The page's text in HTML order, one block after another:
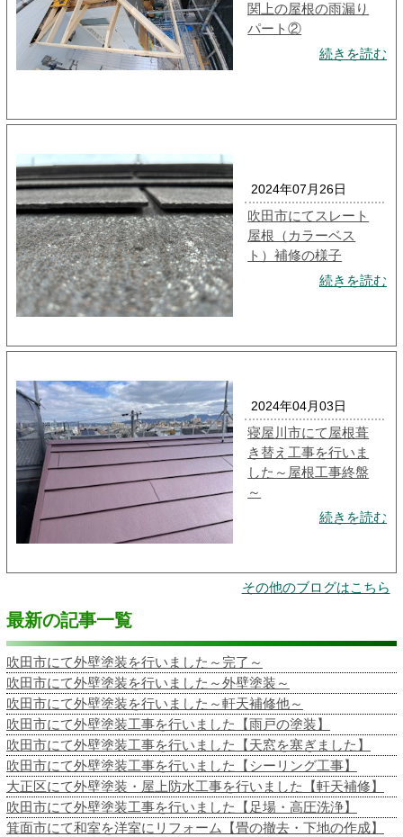
関上の屋根の雨漏り
パート②
続きを読む
2024年07月26日
吹田市にてスレート
屋根（カラーベス
ト）補修の様子
続きを読む
2024年04月03日
寝屋川市にて屋根葺
き替え工事を行いま
した～屋根工事終盤
～
続きを読む
その他のブログはこちら
最新の記事一覧
吹田市にて外壁塗装を行いました～完了～
吹田市にて外壁塗装を行いました～外壁塗装～
吹田市にて外壁塗装を行いました～軒天補修他～
吹田市にて外壁塗装工事を行いました【雨戸の塗装】
吹田市にて外壁塗装工事を行いました【天窓を塞ぎました】
吹田市にて外壁塗装工事を行いました【シーリング工事】
大正区にて外壁塗装・屋上防水工事を行いました【軒天補修】
吹田市にて外壁塗装工事を行いました【足場・高圧洗浄】
箕面市にて和室を洋室にリフォーム【畳の撤去・下地の作成】